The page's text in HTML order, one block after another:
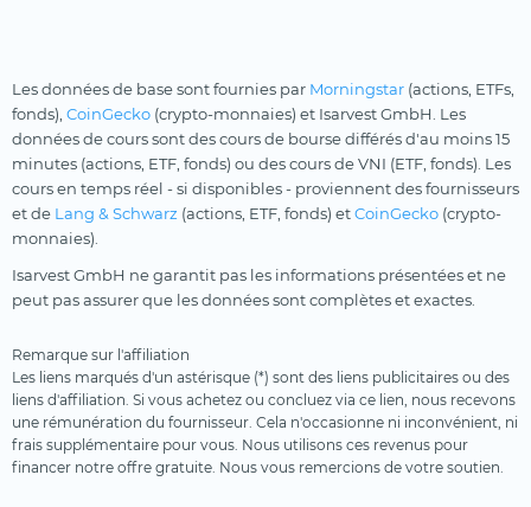
Les données de base sont fournies par Morningstar (actions, ETFs,
fonds), CoinGecko (crypto-monnaies) et Isarvest GmbH. Les
données de cours sont des cours de bourse différés d'au moins 15
minutes (actions, ETF, fonds) ou des cours de VNI (ETF, fonds). Les
cours en temps réel - si disponibles - proviennent des fournisseurs
et de Lang & Schwarz (actions, ETF, fonds) etCoinGecko (crypto-
monnaies).
Isarvest GmbH ne garantit pas les informations présentées et ne
peut pas assurer que les données sont complètes et exactes.
Remarque sur l'affiliation
Les liens marqués d'un astérisque (*) sont des liens publicitaires ou des
liens d'affiliation. Si vous achetez ou concluez via ce lien, nous recevons
une rémunération du fournisseur. Cela n'occasionne ni inconvénient, ni
frais supplémentaire pour vous. Nous utilisons ces revenus pour
financer notre offre gratuite. Nous vous remercions de votre soutien.